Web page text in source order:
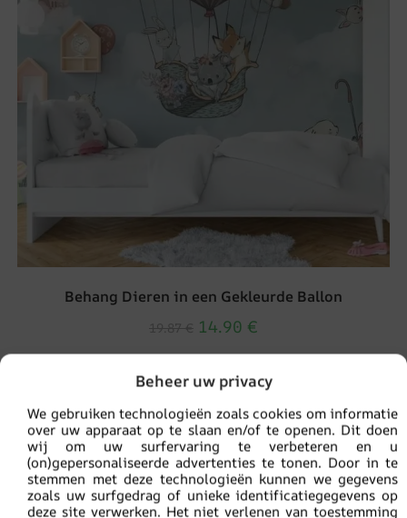
Beheer uw privacy
We gebruiken technologieën zoals cookies om informatie
over uw apparaat op te slaan en/of te openen. Dit doen
wij om uw surfervaring te verbeteren en u
(on)gepersonaliseerde advertenties te tonen. Door in te
stemmen met deze technologieën kunnen we gegevens
zoals uw surfgedrag of unieke identificatiegegevens op
deze site verwerken. Het niet verlenen van toestemming
Behang Dieren in een Gekleurde Ballon
14.90 €